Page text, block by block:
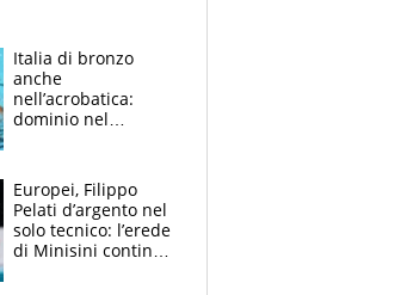
Italia di bronzo
anche
nell’acrobatica:
dominio nel
e compagni
continuare
Europei, Filippo
Pelati d’argento nel
solo tecnico: l’erede
di Minisini continua